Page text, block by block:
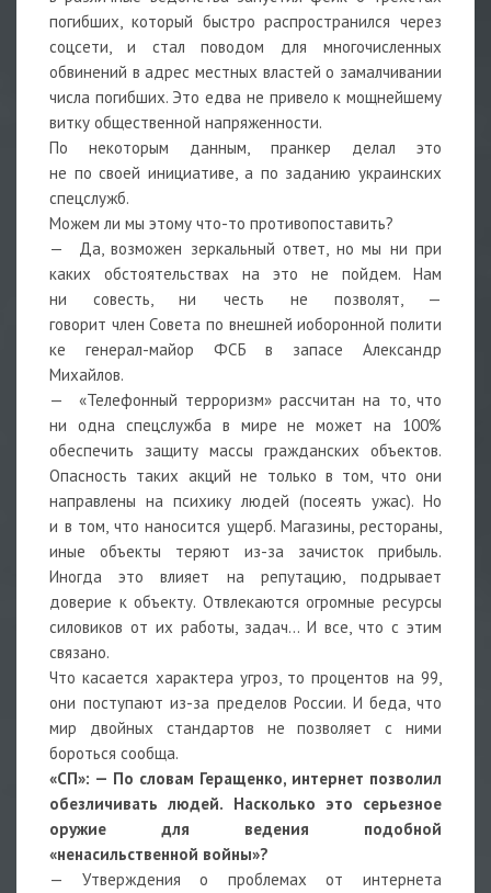
погибших, который быстро распространился через
соцсети, и стал поводом для многочисленных
обвинений в адрес местных властей о замалчивании
числа погибших. Это едва не привело к мощнейшему
витку общественной напряженности.
По некоторым данным, пранкер делал это
не по своей инициативе, а по заданию украинских
спецслужб.
Можем ли мы этому что-то противопоставить?
— Да, возможен зеркальный ответ, но мы ни при
каких обстоятельствах на это не пойдем. Нам
ни совесть, ни честь не позволят, —
говорит член Совета по внешней иоборонной полити
ке генерал-майор ФСБ в запасе Александр
Михайлов.
— «Телефонный терроризм» рассчитан на то, что
ни одна спецслужба в мире не может на 100%
обеспечить защиту массы гражданских объектов.
Опасность таких акций не только в том, что они
направлены на психику людей (посеять ужас). Но
и в том, что наносится ущерб. Магазины, рестораны,
иные объекты теряют из-за зачисток прибыль.
Иногда это влияет на репутацию, подрывает
доверие к объекту. Отвлекаются огромные ресурсы
силовиков от их работы, задач… И все, что с этим
связано.
Что касается характера угроз, то процентов на 99,
они поступают из-за пределов России. И беда, что
мир двойных стандартов не позволяет с ними
бороться сообща.
«СП»: — По словам Геращенко, интернет позволил
обезличивать людей. Насколько это серьезное
оружие для ведения подобной
«ненасильственной войны»?
— Утверждения о проблемах от интернета